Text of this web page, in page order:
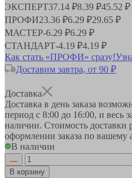
ЭКСПЕРТ37.14 ₽8.39 ₽45.52 ₽
ПРОФИ23.36 ₽6.29 ₽29.65 ₽
МАСТЕР-6.29 ₽6.29 ₽
СТАНДАРТ-4.19 ₽4.19 ₽
Как стать «ПРОФИ» сразу!
Доставим завтра, от 90 ₽
Доставка
Доставка в день заказа
период с 8:00 до 16:00, и весь
наличии. Стоимость доставки
оформлении заказа по вашему
В наличии
В корзину